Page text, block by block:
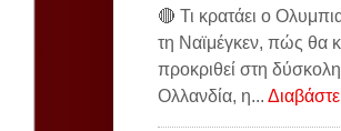
🔴 Τι κρατάει ο
τη Ναϊμέγκεν, πώς θα
προκριθεί στη
Ολλανδία, η...